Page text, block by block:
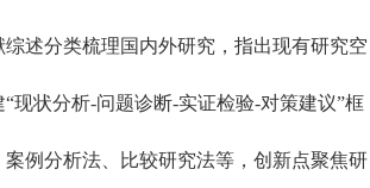
述分类梳理国内外研究，指出现有研究空
现状分析-问题诊断-实证检验-对策建议”框
例分析法、比较研究法等，创新点聚焦研